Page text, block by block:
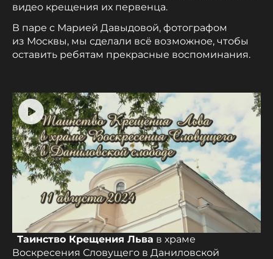
видео крещения их первенца.
В паре с Марией Давыдовой, фотографом
из Москвы, мы сделали всё возможное, чтобы
оставить ребятам прекрасные воспоминания.
Таинство Крещения Льва в храме
Воскресения Словущего в Даниловской